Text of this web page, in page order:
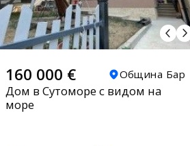
160 000 € Община Бар
Дом в Сутоморе с видом на
море